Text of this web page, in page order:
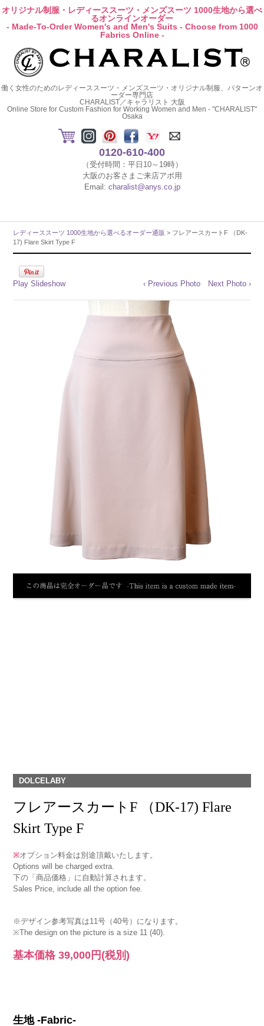
オリジナル制服・レディーススーツ・メンズスーツ 1000生地から選べ
るオンラインオーダー
- Made-To-Order Women's and Men's Suits - Choose from 1000
Fabrics Online -
働く女性のためのレディーススーツ・メンズスーツ・オリジナル制服、パターンオ
ーダー専門店
CHARALIST／キャラリスト 大阪
Online Store for Custom Fashion for Working Women and Men - "CHARALIST"
Osaka
0120-610-400
（受付時間：平日10～19時）
大阪のお客さまご来店アポ用
Email: charalist@anys.co.jp
レディーススーツ 1000生地から選べるオーダー通販 > フレアースカートF （DK-
17) Flare Skirt Type F
Play Slideshow ‹ Previous Photo Next Photo ›
DOLCELABY
フレアースカートF （DK-17) Flare
Skirt Type F
※オプション料金は別途頂戴いたします。
Options will be charged extra.
下の「商品価格」に自動計算されます。
Sales Price, include all the option fee.
※デザイン参考写真は11号（40号）になります。
※The design on the picture is a size 11 (40).
基本価格39,000円 (税別)
生地 -Fabric-